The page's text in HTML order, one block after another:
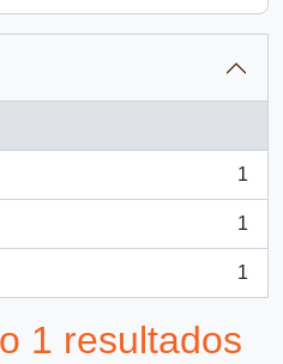
1
1
1
1 resultados